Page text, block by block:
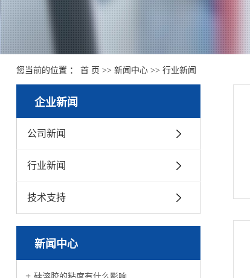
您当前的位置 ： 首 页 >> 新闻中心>> 行业新闻
企业新闻
公司新闻
行业新闻
技术支持
新闻中心